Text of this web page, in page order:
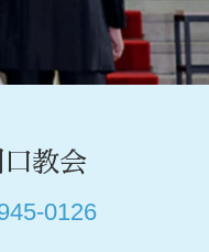
教会
0126